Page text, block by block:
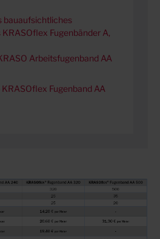
bauaufsichtliches
Fugenbänder A,
Arbeitsfugenband AA
Fugenband AA